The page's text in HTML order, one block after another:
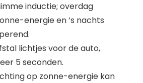
inductie; overdag
energie en ’s nachts
lichtjes voor de auto,
5 seconden.
op zonne-energie kan